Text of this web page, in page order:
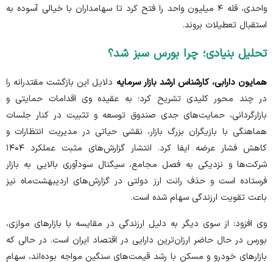
واحدی، قله ۴ میلیون واحد را فتح کرد تا سهامداران با خیالی آسوده به
استقبال تعطیلات بروند.
تحلیل بنیادی؛ چرا بورس سبز شد؟
همایون دارابی، کارشناس ارشد بازار سرمایه دلایل این بازگشت مقتدرانه را
در چند محور کلیدی تشریح کرد؛ به عقیده وی اقدامات حمایتی و
بازارگردانی، حمایت‌های جدی صندوق توسعه و تثبیت در کنار جلسات
هماهنگی با بازیگران بزرگ بازار، نقشی حیاتی در مدیریت انتظارات و
کاهش فشار عرضه ایفا کرد. انتشار گزارش‌های مثبت عملکرد ۱۴۰۴
شرکت‌ها و نزدیکی به فصل مجامع، سیگنال سودآوری بالایی به بازار
فرستاده است و حذف رانت ارز دولتی در گزارش‌های اردیبهشت‌ماه نیز
باعث تقویت ارزندگی سهام شده است.
وی افزود: از سوی دیگر به دلیل ارزندگی در مقایسه با بازار‌های موازی،
بورس در حال حاضر ارزان‌ترین دارایی در اقتصاد ایران است. در حالی که
بازار‌های خودرو و مسکن با رشد قیمت‌های سنگین مواجه بوده‌اند، سهام